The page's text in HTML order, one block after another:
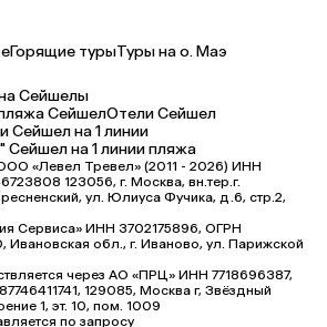
Горящие турыТуры на о. Маэ
Сейшелы
СейшелОтели Сейшел
Сейшел на 1 линии
Сейшел на 1 линии пляжа
«Левел Тревел» (2011 - 2026) ИНН
123056, г. Москва, вн.тер.г.
ул. Юлиуса Фучика, д.6, стр.2,
Сервиса» ИНН 3702175896, ОГРН
Ивановская обл., г. Иваново, ул. Парижской
через АО «ПРЦ» ИНН 7718696387,
129085, Москва г, Звёздный
1, эт. 10, пом. 1009
по запросу